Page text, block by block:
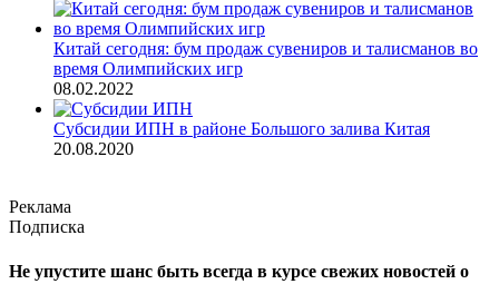
Китай сегодня: бум продаж сувениров и талисманов во
время Олимпийских игр
08.02.2022
Субсидии ИПН в районе Большого залива Китая
20.08.2020
Реклама
Подписка
Не упустите шанс быть всегда в курсе свежих новостей о